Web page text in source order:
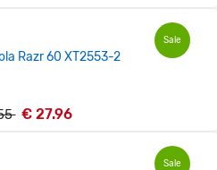
Sale
Razr 60 XT2553-2
€ 27.96
Sale